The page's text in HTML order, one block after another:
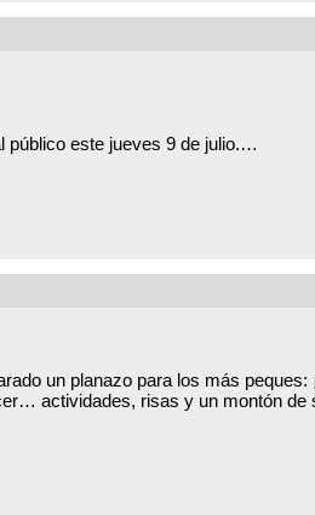
público este jueves 9 de julio.
un planazo para los más
actividades, risas y un montón